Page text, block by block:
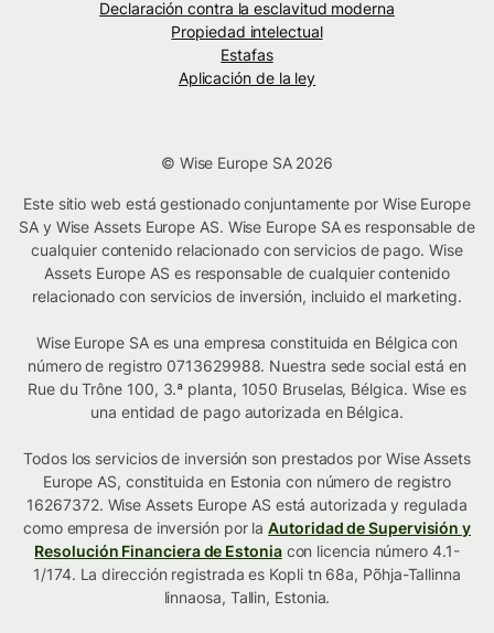
Declaración contra la esclavitud moderna
Propiedad intelectual
Estafas
Aplicación de la ley
© Wise Europe SA 2026
Este sitio web está gestionado conjuntamente por Wise Europe
SA y Wise Assets Europe AS. Wise Europe SA es responsable de
cualquier contenido relacionado con servicios de pago. Wise
Assets Europe AS es responsable de cualquier contenido
relacionado con servicios de inversión, incluido el marketing.
Wise Europe SA es una empresa constituida en Bélgica con
número de registro 0713629988. Nuestra sede social está en
Rue du Trône 100, 3.ª planta, 1050 Bruselas, Bélgica. Wise es
una entidad de pago autorizada en Bélgica.
Todos los servicios de inversión son prestados por Wise Assets
Europe AS, constituida en Estonia con número de registro
16267372. Wise Assets Europe AS está autorizada y regulada
como empresa de inversión por laAutoridad de Supervisión y
Resolución Financiera de Estoniacon licencia número 4.1-
1/174. La dirección registrada es Kopli tn 68a, Põhja-Tallinna
linnaosa, Tallin, Estonia.